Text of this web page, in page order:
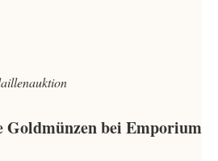
Goldmünzen bei Emporium